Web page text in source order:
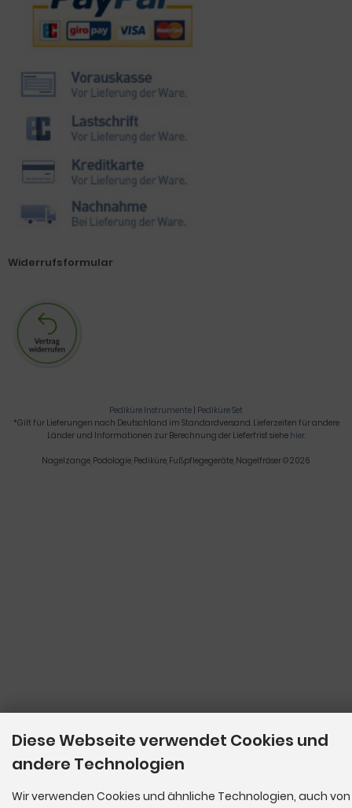
Widerrufsformular
Pediküre Instrumente | Pediküre Set
*Gilt für Lieferungen nach Deutschland im Standardversand. Lieferzeiten für andere
Länder und Informationen zur Berechnung der Lieferfrist siehe hier.
Nagelzange, Podologie, Pediküre, Fußpflegegeräte, Nagelfräser © 2026
Diese Webseite verwendet Cookies und
andere Technologien
Wir verwenden Cookies und ähnliche Technologien, auch von